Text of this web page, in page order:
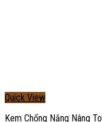
Quick View
Kem Chống Nắng Nâng